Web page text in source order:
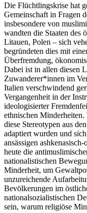
Die Flüchtlingskrise hat
Gemeinschaft in Fragen
insbesondere von
wandten die Staaten des
Litauen, Polen – sich
begründeten dies mit
Überfremdung,
Dabei ist in allen diesen
Zuwanderer*innen im
Italien verschwindend
Vergangenheit in der
ideologisierter
ethnischen
diese Stereotypen aus
adaptiert wurden und
ansässigen
heute die
nationalistischen
Minderheit, um
unzureichende
Bevölkerungen im
nationalsozialistischen
sein, warum religiöse